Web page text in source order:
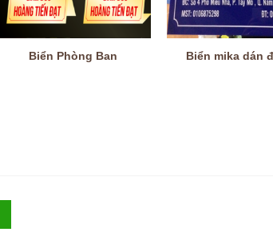
Biển Phòng Ban Biển mika dán